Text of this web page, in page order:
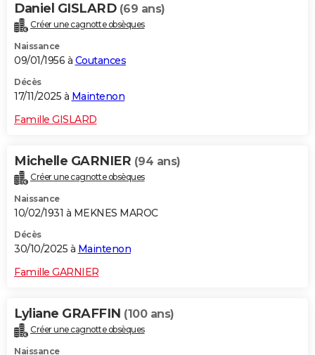
Daniel GISLARD (69 ans)
Créer une cagnotte obsèques
Naissance
09/01/1956 à Coutances
Décès
17/11/2025 à Maintenon
Famille GISLARD
Michelle GARNIER (94 ans)
Créer une cagnotte obsèques
Naissance
10/02/1931 à MEKNES MAROC
Décès
30/10/2025 à Maintenon
Famille GARNIER
Lyliane GRAFFIN (100 ans)
Créer une cagnotte obsèques
Naissance